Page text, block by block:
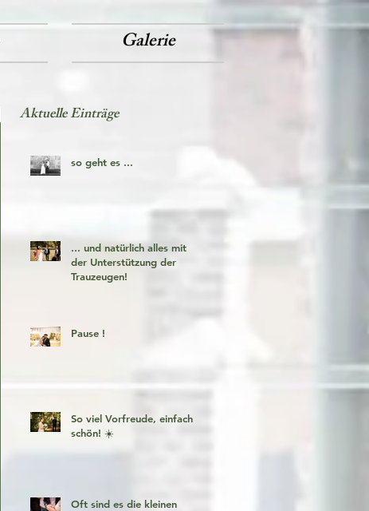
Galerie
Aktuelle Einträge
so geht es ...
... und natürlich alles mit
der Unterstützung der
Trauzeugen!
Pause !
So viel Vorfreude, einfach
schön! ☀️
Oft sind es die kleinen